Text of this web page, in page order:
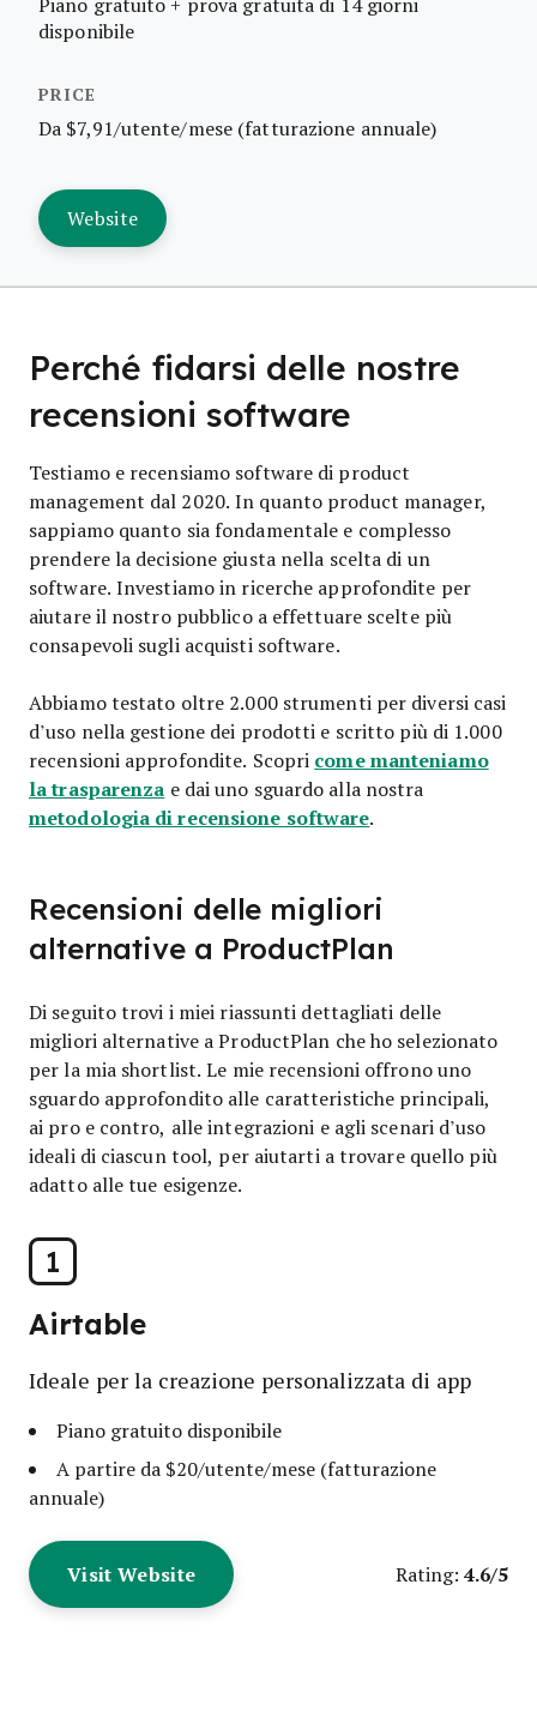
disponibile
Da $7,91/utente/mese (fatturazione annuale)
Website
Perché fidarsi delle nostre
recensioni software
Testiamo e recensiamo software di product
management dal 2020. In quanto product manager,
sappiamo quanto sia fondamentale e complesso
prendere la decisione giusta nella scelta di un
software. Investiamo in ricerche approfondite per
aiutare il nostro pubblico a effettuare scelte più
consapevoli sugli acquisti software.
Abbiamo testato oltre 2.000 strumenti per diversi casi
d’uso nella gestione dei prodotti e scritto più di 1.000
recensioni approfondite. Scopri come manteniamo
la trasparenza e dai uno sguardo alla nostra
metodologia di recensione software.
Recensioni delle migliori
alternative a ProductPlan
Di seguito trovi i miei riassunti dettagliati delle
migliori alternative a ProductPlan che ho selezionato
per la mia shortlist. Le mie recensioni offrono uno
sguardo approfondito alle caratteristiche principali,
ai pro e contro, alle integrazioni e agli scenari d’uso
ideali di ciascun tool, per aiutarti a trovare quello più
adatto alle tue esigenze.
1
Airtable
Ideale per la creazione personalizzata di app
Piano gratuito disponibile
A partire da $20/utente/mese (fatturazione
annuale)
Visit Website Rating: 4.6/5